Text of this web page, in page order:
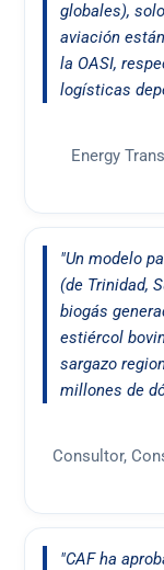
globales),
aviación
la OASI,
logísticas
Energy
"Un modelo
(de Trinidad,
biogás
estiércol
sargazo
millones de
Consultor,
"CAF ha